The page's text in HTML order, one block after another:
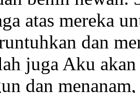
atas mereka
dan
juga Aku
dan menanam,